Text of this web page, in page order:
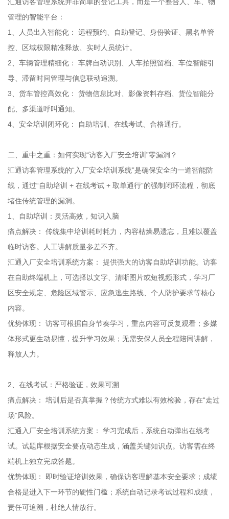
管理的智能平台：
1、人员出入智能化： 远程预约、自助登记、身份验证、黑名单管
控、区域权限精准释放、实时人员统计。
2、车辆管理精细化： 车牌自动识别、人车拍照留档、车位智能引
导、滞留时间管理与信息联动追溯。
3、货车管控高效化： 货物信息比对、影像资料存档、货位智能分
配、多渠道呼叫通知。
4、安全培训闭环化： 自助培训、在线考试、合格通行。
二、重中之重：如何实现“访客入厂安全培训”零漏洞？
汇通访客管理系统的“入厂安全培训系统”是确保安全的一道智能防
线，通过“自助培训 + 在线考试 + 取单通行”的强制闭环流程，彻底
堵住传统管理的漏洞。
1、自助培训：灵活高效，知识入脑
痛点解决： 传统集中培训耗时耗力，内容枯燥易遗忘，且难以覆盖
临时访客。人工讲解质量参差不齐。
汇通入厂安全培训系统方案： 提供强大的访客自助培训功能。访客
在自助终端机上，可选择以文字、清晰图片或短视频形式，学习厂
区安全规定、危险区域警示、应急逃生路线、个人防护要求等核心
内容。
优势体现： 访客可根据自身节奏学习，重点内容可反复观看；多媒
体形式更生动易懂，提升学习效果；无需安保人员全程陪同讲解，
释放人力。
2、在线考试：严格验证，效果可溯
痛点解决： 培训后是否真掌握？传统方式难以有效检验，存在“走过
场”风险。
汇通入厂安全培训系统方案： 学习完成后，系统自动弹出在线考
试。试题库根据安全要点动态生成，涵盖关键知识点。访客需在终
端机上独立完成答题。
优势体现： 即时验证培训效果，确保访客理解基本安全要求；成绩
合格是进入下一环节的硬性门槛；系统自动记录考试过程和成绩，
责任可追溯，杜绝人情放行。